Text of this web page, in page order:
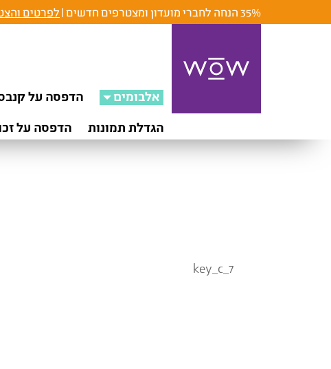
35% הנחה לחברי מועדון ומצטרפים חדשים | לפרטים
אלבומים הדפסה על
הגדלת תמונות
הדפסה על
key_c_7